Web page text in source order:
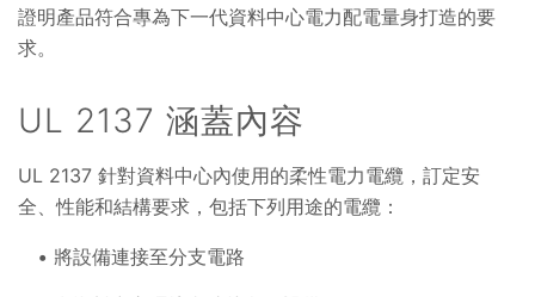
證明產品符合專為下一代資料中心電力配電量身打造的要
求。
UL 2137 涵蓋內容
UL 2137 針對資料中心內使用的柔性電力電纜，訂定安
全、性能和結構要求，包括下列用途的電纜：
將設備連接至分支電路